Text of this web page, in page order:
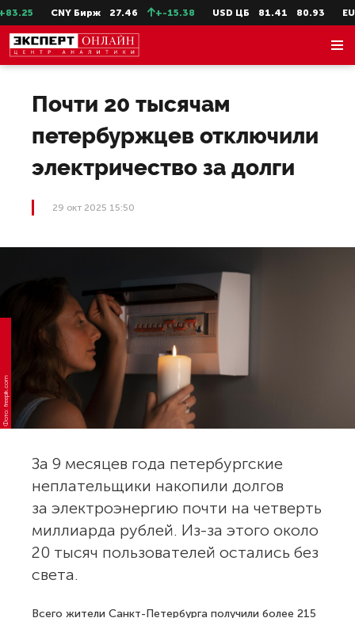
CNY Бирж 27.46 +-15.38 USD ЦБ 81.41 80.93 EUR
Почти 20 тысячам
петербуржцев отключили
электричество за долги
29 окт 2025 15:50
Фото: freepik.com
За 9 месяцев года петербургские
неплательщики накопили долгов
за электроэнергию почти на четверть
миллиарда рублей. Из-за этого около
20 тысяч пользователей остались без
света.
Всего жители Санкт-Петербурга получили более 215